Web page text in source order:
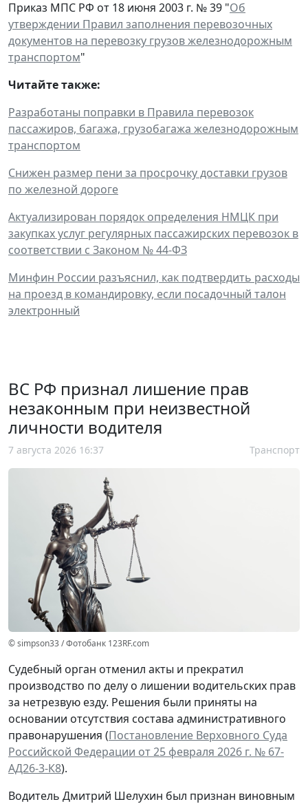
Приказ МПС РФ от 18 июня 2003 г. № 39 "Об
утверждении Правил заполнения перевозочных
документов на перевозку грузов железнодорожным
транспортом"
Читайте также:
Разработаны поправки в Правила перевозок
пассажиров, багажа, грузобагажа железнодорожным
транспортом
Снижен размер пени за просрочку доставки грузов
по железной дороге
Актуализирован порядок определения НМЦК при
закупках услуг регулярных пассажирских перевозок в
соответствии с Законом № 44-ФЗ
Минфин России разъяснил, как подтвердить расходы
на проезд в командировку, если посадочный талон
электронный
ВС РФ признал лишение прав
незаконным при неизвестной
личности водителя
7 августа 2026 16:37 Транспорт
© simpson33 / Фотобанк 123RF.com
Судебный орган отменил акты и прекратил
производство по делу о лишении водительских прав
за нетрезвую езду. Решения были приняты на
основании отсутствия состава административного
правонарушения (Постановление Верховного Суда
Российской Федерации от 25 февраля 2026 г. № 67-
АД26-3-К8).
Водитель Дмитрий Шелухин был признан виновным